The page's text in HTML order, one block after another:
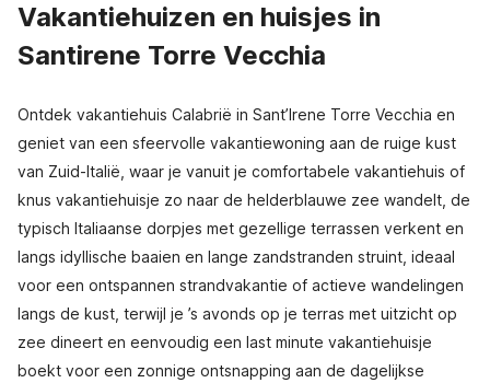
Vakantiehuizen en huisjes in
Santirene Torre Vecchia
Ontdek vakantiehuis Calabrië in Sant’Irene Torre Vecchia en
geniet van een sfeervolle vakantiewoning aan de ruige kust
van Zuid-Italië, waar je vanuit je comfortabele vakantiehuis of
knus vakantiehuisje zo naar de helderblauwe zee wandelt, de
typisch Italiaanse dorpjes met gezellige terrassen verkent en
langs idyllische baaien en lange zandstranden struint, ideaal
voor een ontspannen strandvakantie of actieve wandelingen
langs de kust, terwijl je ’s avonds op je terras met uitzicht op
zee dineert en eenvoudig een last minute vakantiehuisje
boekt voor een zonnige ontsnapping aan de dagelijkse